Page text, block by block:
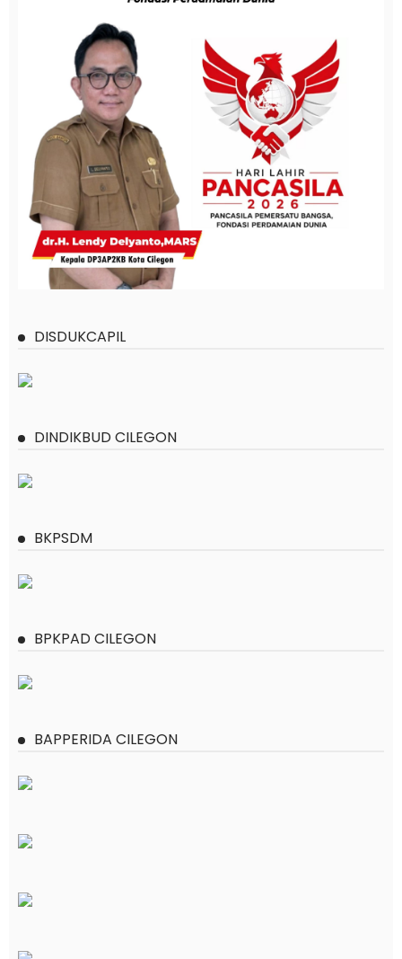
DISDUKCAPIL
DINDIKBUD CILEGON
BKPSDM
BPKPAD CILEGON
BAPPERIDA CILEGON